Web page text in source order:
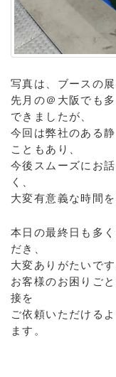
写真は、ブースの展
先月の＠大阪でも
できましたが、
今回は弊社のある
こともあり、
今後スムーズにお
く、
大変有意義な時間
本日の最終日も多
だき、
大変ありがたいです
お客様のお困りご
接を
ご依頼いただける
ます。